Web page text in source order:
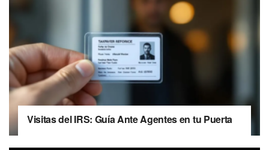
Visitas del IRS: Guía Ante Agentes en tu Puerta